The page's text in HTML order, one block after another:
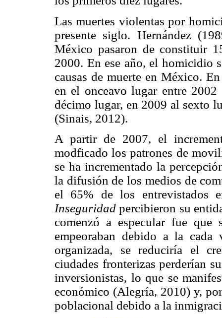
Las muertes violentas por
presente siglo. Hernández
México pasaron de constituir
2000. En ese año, el homicidio
causas de muerte en México.
en el onceavo lugar entre
décimo lugar, en 2009 al sexto
(Sinais, 2012).
A partir de 2007, el
modficado los patrones de
se ha incrementado la
la difusión de los medios de
el 65% de los entrevistados
Inseguridad percibieron su
comenzó a especular fue que
empeoraban debido a la cada
organizada, se reduciría el
ciudades fronterizas perderían
inversionistas, lo que se
económico (Alegría, 2010) y,
poblacional debido a la